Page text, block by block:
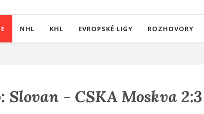
NHL KHL EVROPSKÉ LIGY ROZHOVORY
Slovan - CSKA Moskva 2:3